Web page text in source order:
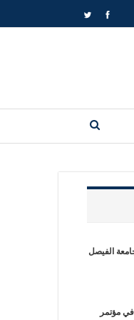
الفيصل
مؤتمر